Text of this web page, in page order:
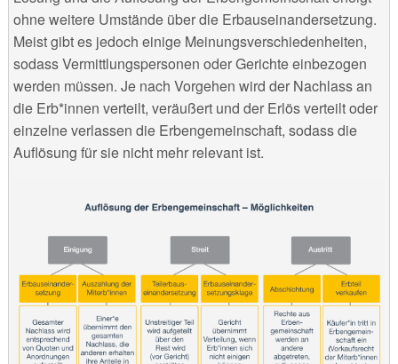
ohne weitere Umstände über die Erbauseinandersetzung.
Meist gibt es jedoch einige Meinungsverschiedenheiten,
sodass Vermittlungspersonen oder Gerichte einbezogen
werden müssen. Je nach Vorgehen wird der Nachlass an
die Erb*innen verteilt, veräußert und der Erlös verteilt oder
einzelne verlassen die Erbengemeinschaft, sodass die
Auflösung für sie nicht mehr relevant ist.